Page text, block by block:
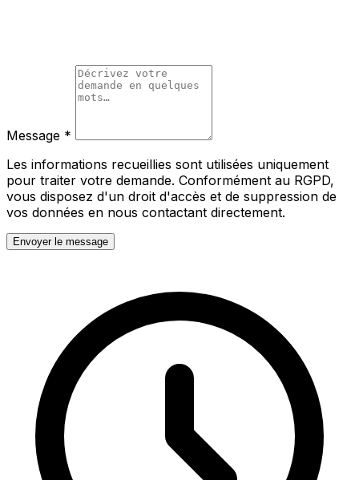
Message *
Les informations recueillies sont utilisées uniquement
pour traiter votre demande. Conformément au RGPD,
vous disposez d'un droit d'accès et de suppression de
vos données en nous contactant directement.
Envoyer le message